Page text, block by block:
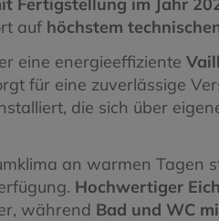
auf höchstem
eine energieeffiziente
für eine zuverlässige
die sich über
an warmen Tagen
Hochwertiger
während Bad und WC